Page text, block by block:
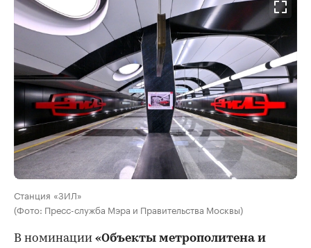
Станция «ЗИЛ»
(Фото: Пресс-служба Мэра и Правительства Москвы)
В номинации «Объекты метрополитена и